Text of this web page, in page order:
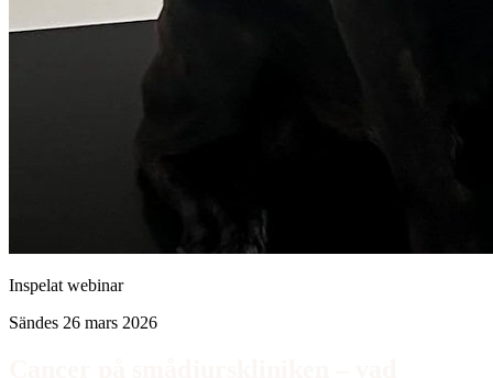
Inspelat webinar
Sändes 26 mars 2026